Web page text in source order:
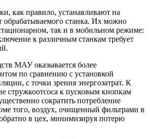
как правило, устанавливают на
обрабатываемого станка. Их можно
так и в мобильном режиме:
к различным станкам требует
МАУ оказывается более
по сравнению с установкой
с точки зрения энергозатрат. К
стружкоотсоса к пусковым кнопкам
сократить потребление
того, воздух, очищенный фильтрами в
в цех, минимизируя потерю